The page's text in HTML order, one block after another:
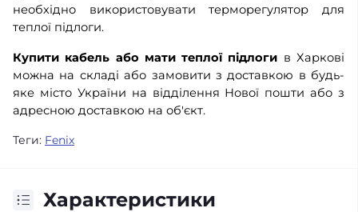
необхідно використовувати терморегулятор для
теплої підлоги.
Купити кабель або мати теплої підлоги в Харкові
можна на складі або замовити з доставкою в будь-
яке місто України на відділення Нової пошти або з
адресною доставкою на об'єкт.
Теги: Fenix
Характеристики